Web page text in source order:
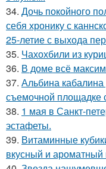
34. Дочь покойного
себя хронику с
25-летие с выхода
35. Чахохбили из
36. В доме всё
37. Альбина
съемочной площадке
38. 1 мая в Санкт-
эстафеты.
39. Витаминные
вкусный и ароматный